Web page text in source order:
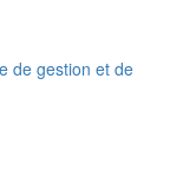
de gestion et de